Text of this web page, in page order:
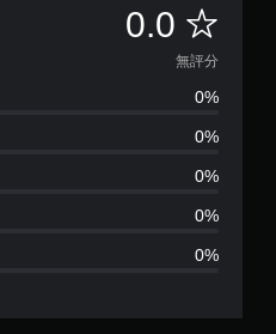
0.0 無
評
分
無評分
0%
0%
0%
0%
0%